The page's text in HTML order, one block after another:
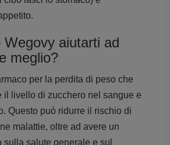
Wegovy aiutarti ad
meglio?
per la perdita di peso che
il livello di zucchero nel sangue e
Questo può ridurre il rischio di
malattie, oltre ad avere un
sulla salute generale e sul